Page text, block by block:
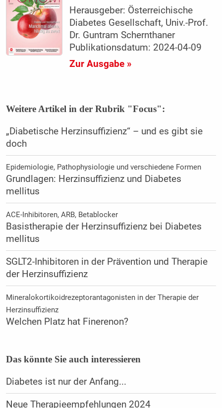
Herausgeber: Österreichische
Diabetes Gesellschaft, Univ.-Prof.
Dr. Guntram Schernthaner
Publikationsdatum: 2024-04-09
Zur Ausgabe »
Weitere Artikel in der Rubrik "Focus":
„Diabetische Herzinsuffizienz“ – und es gibt sie
doch
Epidemiologie, Pathophysiologie und verschiedene Formen
Grundlagen: Herzinsuffizienz und Diabetes
mellitus
ACE-Inhibitoren, ARB, Betablocker
Basistherapie der Herzinsuffizienz bei Diabetes
mellitus
SGLT2-Inhibitoren in der Prävention und Therapie
der Herzinsuffizienz
Mineralokortikoidrezeptorantagonisten in der Therapie der
Herzinsuffizienz
Welchen Platz hat Finerenon?
Das könnte Sie auch interessieren
Diabetes ist nur der Anfang...
Neue Therapieempfehlungen 2024